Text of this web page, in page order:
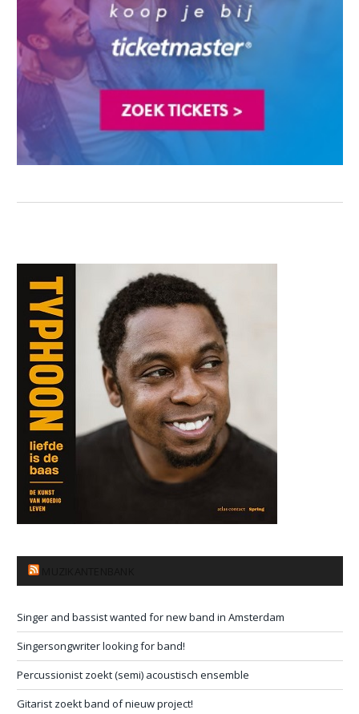
Singer and bassist wanted for new band in Amsterdam
Singersongwriter looking for band!
Percussionist zoekt (semi) acoustisch ensemble
Gitarist zoekt band of nieuw project!